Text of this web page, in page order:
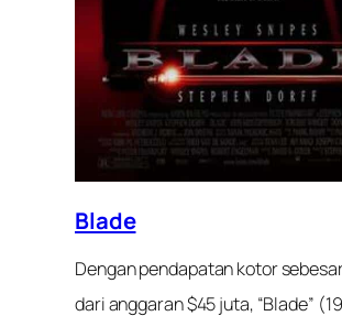
Blade
Dengan pendapatan kotor
dari anggaran $45 juta, “Blade”